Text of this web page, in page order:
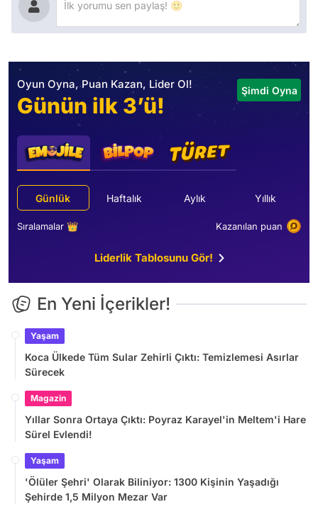
Oyun Oyna, Puan Kazan, Lider Ol!
Günün ilk 3’ü!
Şimdi Oyna
Günlük Haftalık Aylık Yıllık
Sıralamalar 👑 Kazanılan puan
Liderlik Tablosunu Gör!
En Yeni İçerikler!
Yaşam
Koca Ülkede Tüm Sular Zehirli Çıktı: Temizlemesi Asırlar
Sürecek
Magazin
Yıllar Sonra Ortaya Çıktı: Poyraz Karayel'in Meltem'i Hare
Sürel Evlendi!
Yaşam
'Ölüler Şehri' Olarak Biliniyor: 1300 Kişinin Yaşadığı
Şehirde 1,5 Milyon Mezar Var